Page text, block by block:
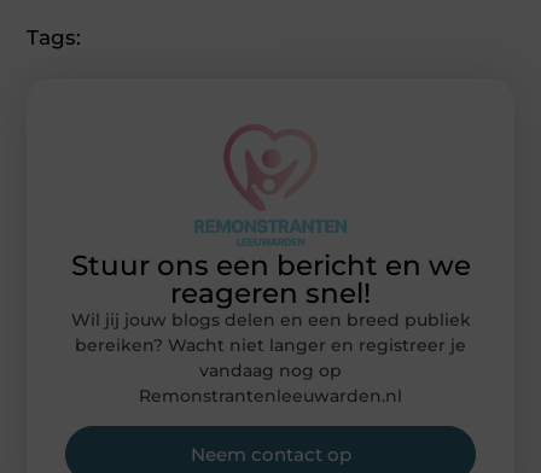
Tags:
Stuur ons een bericht en we
reageren snel!
Wil jij jouw blogs delen en een breed publiek
bereiken? Wacht niet langer en registreer je
vandaag nog op
Remonstrantenleeuwarden.nl
Neem contact op